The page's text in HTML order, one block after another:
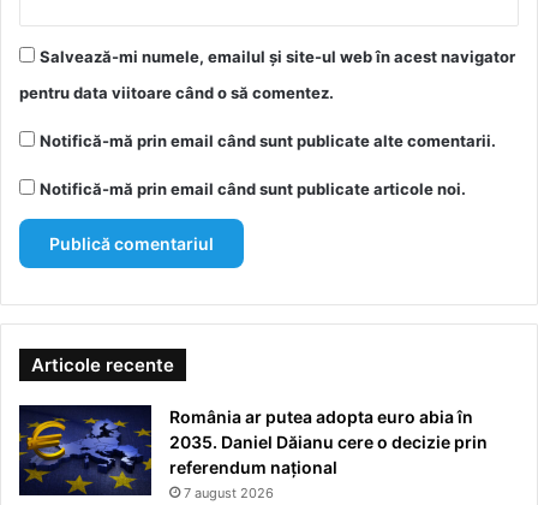
Salvează-mi numele, emailul și site-ul web în acest navigator
pentru data viitoare când o să comentez.
Notifică-mă prin email când sunt publicate alte comentarii.
Notifică-mă prin email când sunt publicate articole noi.
Articole recente
România ar putea adopta euro abia în
2035. Daniel Dăianu cere o decizie prin
referendum național
7 august 2026